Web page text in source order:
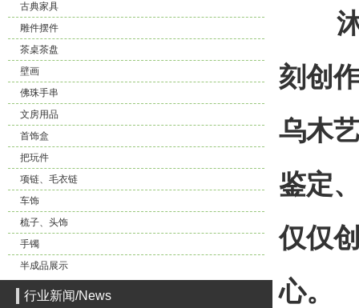
古典家具
雕件摆件
茶桌茶盘
壁画
佛珠手串
文房用品
首饰盒
把玩件
项链、毛衣链
车饰
梳子、头饰
手镯
半成品展示
行业新闻/News
沐
刻创
乌木
鉴定
仅仅
心。